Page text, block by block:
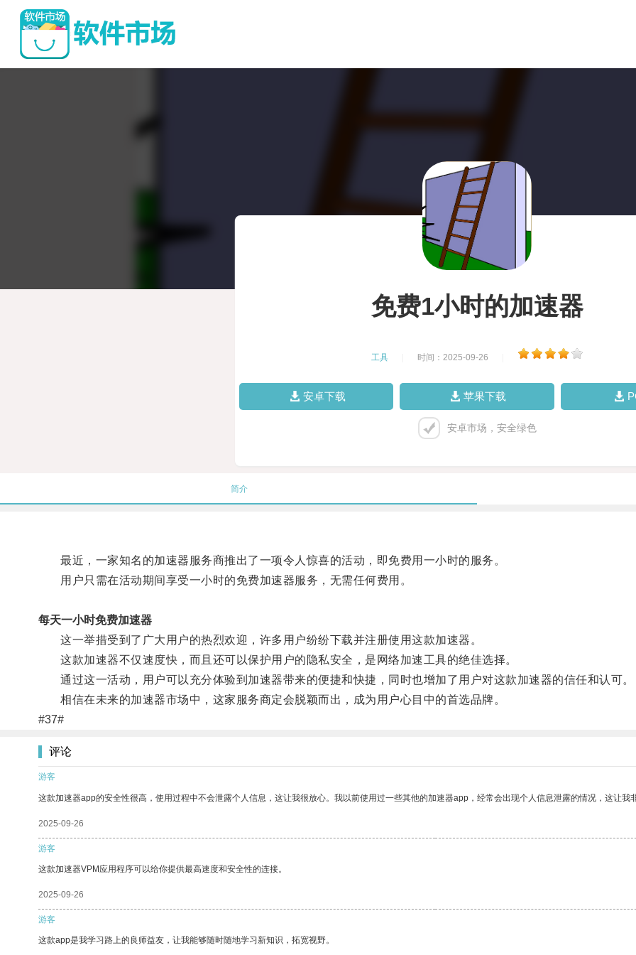
免费1小时的加速器
工具 时间：2025-09-26
安卓下载 苹果下载
安卓市场，安全绿色
简介
最近，一家知名的加速器服务商推出了一项令人惊喜的活动，即免费用一小时的服务。
用户只需在活动期间享受一小时的免费加速器服务，无需任何费用。
每天一小时免费加速器
这一举措受到了广大用户的热烈欢迎，许多用户纷纷下载并注册使用这款加速器。
这款加速器不仅速度快，而且还可以保护用户的隐私安全，是网络加速工具的绝佳选择。
通过这一活动，用户可以充分体验到加速器带来的便捷和快捷，同时也增加了用户对这款加速器的信任和认可。
相信在未来的加速器市场中，这家服务商定会脱颖而出，成为用户心目中的首选品牌。
#37#
评论
游客
这款加速器app的安全性很高，使用过程中不会泄露个人信息，这让我很放心。我以前使用过一些其他的加速器app，经常会出现个人信息泄露的情况，这让我
2025-09-26
游客
这款加速器VPM应用程序可以给你提供最高速度和安全性的连接。
2025-09-26
游客
这款app是我学习路上的良师益友，让我能够随时随地学习新知识，拓宽视野。